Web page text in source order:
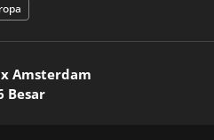
Amsterdam
Besar